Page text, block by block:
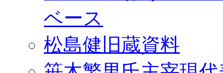
ベース
松島健旧蔵資料